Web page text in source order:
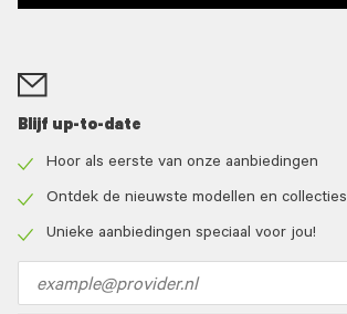
Blijf up-to-date
icon
Hoor als eerste van onze aanbiedingen
icon
Ontdek de nieuwste modellen en collecties
Unieke aanbiedingen speciaal voor jou!
address